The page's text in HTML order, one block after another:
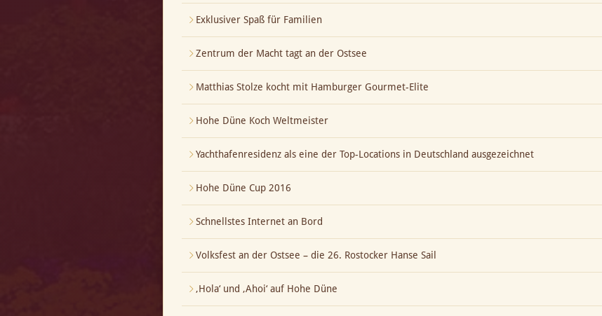
Exklusiver Spaß für Familien
Zentrum der Macht tagt an der Ostsee
Matthias Stolze kocht mit Hamburger Gourmet-Elite
Hohe Düne Koch Weltmeister
Yachthafenresidenz als eine der Top-Locations in Deutschland ausgezeichnet
Hohe Düne Cup 2016
Schnellstes Internet an Bord
Volksfest an der Ostsee – die 26. Rostocker Hanse Sail
‚Hola‘ und ‚Ahoi‘ auf Hohe Düne